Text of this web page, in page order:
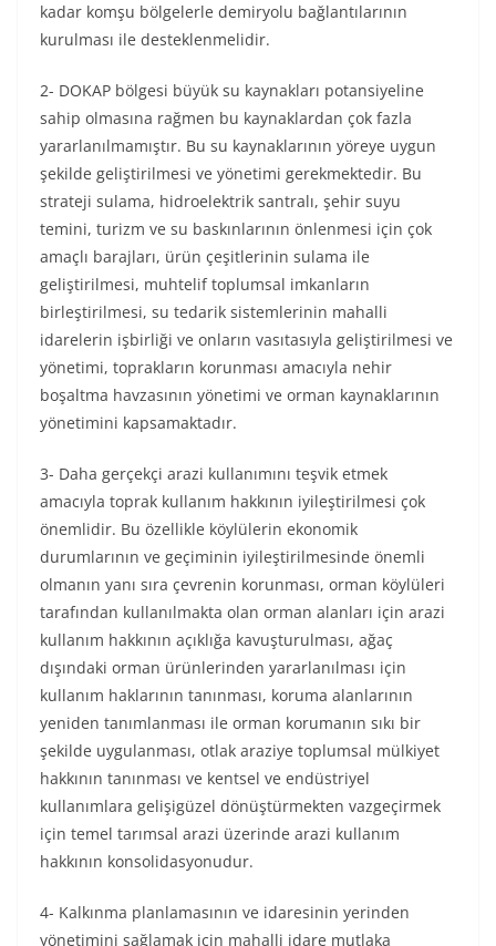
kadar komşu bölgelerle demiryolu bağlantılarının
kurulması ile desteklenmelidir.
2- DOKAP bölgesi büyük su kaynakları potansiyeline
sahip olmasına rağmen bu kaynaklardan çok fazla
yararlanılmamıştır. Bu su kaynaklarının yöreye uygun
şekilde geliştirilmesi ve yönetimi gerekmektedir. Bu
strateji sulama, hidroelektrik santralı, şehir suyu
temini, turizm ve su baskınlarının önlenmesi için çok
amaçlı barajları, ürün çeşitlerinin sulama ile
geliştirilmesi, muhtelif toplumsal imkanların
birleştirilmesi, su tedarik sistemlerinin mahalli
idarelerin işbirliği ve onların vasıtasıyla geliştirilmesi ve
yönetimi, toprakların korunması amacıyla nehir
boşaltma havzasının yönetimi ve orman kaynaklarının
yönetimini kapsamaktadır.
3- Daha gerçekçi arazi kullanımını teşvik etmek
amacıyla toprak kullanım hakkının iyileştirilmesi çok
önemlidir. Bu özellikle köylülerin ekonomik
durumlarının ve geçiminin iyileştirilmesinde önemli
olmanın yanı sıra çevrenin korunması, orman köylüleri
tarafından kullanılmakta olan orman alanları için arazi
kullanım hakkının açıklığa kavuşturulması, ağaç
dışındaki orman ürünlerinden yararlanılması için
kullanım haklarının tanınması, koruma alanlarının
yeniden tanımlanması ile orman korumanın sıkı bir
şekilde uygulanması, otlak araziye toplumsal mülkiyet
hakkının tanınması ve kentsel ve endüstriyel
kullanımlara gelişigüzel dönüştürmekten vazgeçirmek
için temel tarımsal arazi üzerinde arazi kullanım
hakkının konsolidasyonudur.
4- Kalkınma planlamasının ve idaresinin yerinden
yönetimini sağlamak için mahalli idare mutlaka